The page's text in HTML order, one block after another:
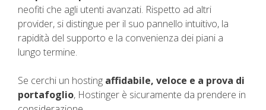
neofiti che agli utenti avanzati. Rispetto ad altri
provider, si distingue per il suo pannello intuitivo, la
rapidità del supporto e la convenienza dei piani a
lungo termine.
Se cerchi un hosting affidabile, veloce e a prova di
portafoglio, Hostinger è sicuramente da prendere in